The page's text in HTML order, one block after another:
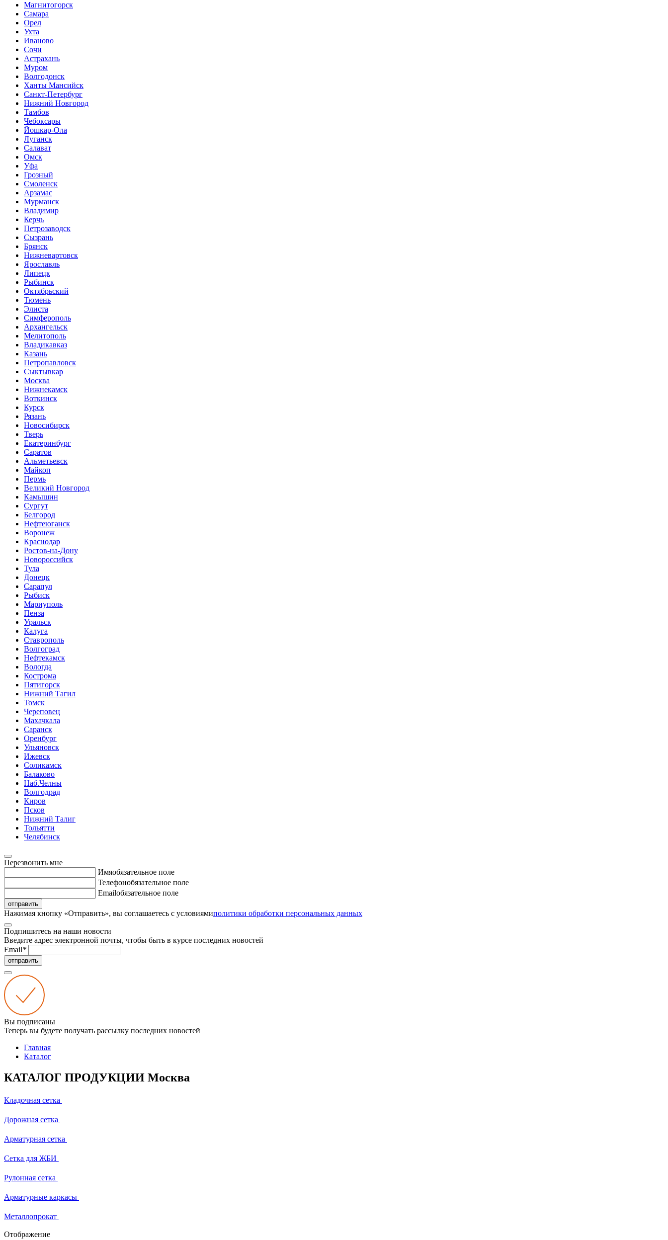
Магнитогорск
Самара
Орел
Ухта
Иваново
Сочи
Астрахань
Муром
Волгодонск
Ханты Мансийск
Санкт-Петербург
Нижний Новгород
Тамбов
Чебоксары
Йошкар-Ола
Луганск
Салават
Омск
Уфа
Грозный
Смоленск
Арзамас
Мурманск
Владимир
Керчь
Петрозаводск
Сызрань
Брянск
Нижневартовск
Ярославль
Липецк
Рыбинск
Октябрьский
Тюмень
Элиста
Симферополь
Архангельск
Мелитополь
Владикавказ
Казань
Петропавловск
Сыктывкар
Москва
Нижнекамск
Воткинск
Курск
Рязань
Новосибирск
Тверь
Екатеринбург
Саратов
Альметьевск
Майкоп
Пермь
Великий Новгород
Камышин
Сургут
Белгород
Нефтеюганск
Воронеж
Краснодар
Ростов-на-Дону
Новороссийск
Тула
Донецк
Сарапул
Рыбиск
Мариуполь
Пенза
Уральск
Калуга
Ставрополь
Волгоград
Нефтекамск
Вологда
Кострома
Пятигорск
Нижний Тагил
Томск
Череповец
Махачкала
Саранск
Оренбург
Ульяновск
Ижевск
Соликамск
Балаково
Наб.Челны
Волгодрад
Киров
Псков
Нижний Талиг
Тольятти
Челябинск
Перезвонить мне
Имяобязательное поле
Телефонобязательное поле
Emailобязательное поле
отправить
Нажимая кнопку «Отправить», вы соглашаетесь с условиямиполитики обработки персональных данных
Подпишитесь на наши новости
Введите адрес электронной почты, чтобы быть в курсе последних новостей
Email*
отправить
Вы подписаны
Теперь вы будете получать рассылку последних новостей
Главная
Каталог
КАТАЛОГ ПРОДУКЦИИ Москва
Кладочная сетка
Дорожная сетка
Арматурная сетка
Сетка для ЖБИ
Рулонная сетка
Арматурные каркасы
Металлопрокат
Отображение